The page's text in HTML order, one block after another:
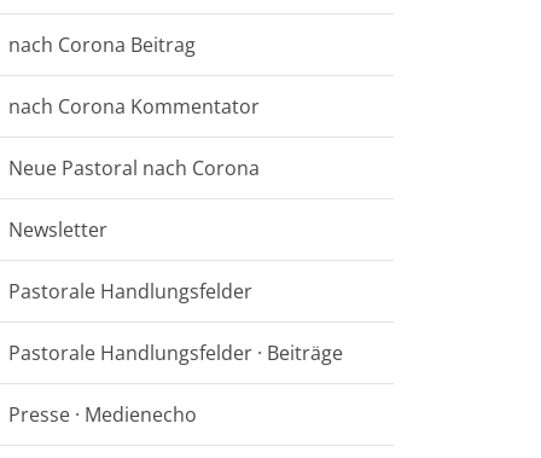
nach Corona Beitrag
nach Corona Kommentator
Neue Pastoral nach Corona
Newsletter
Pastorale Handlungsfelder
Pastorale Handlungsfelder · Beiträge
Presse · Medienecho